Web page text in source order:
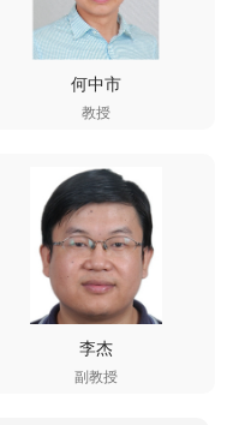
何中市
教授
李杰
副教授